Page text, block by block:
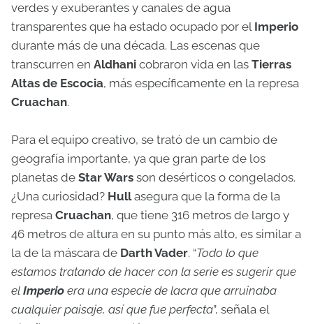
verdes y exuberantes y canales de agua
transparentes que ha estado ocupado por el Imperio
durante más de una década. Las escenas que
transcurren en Aldhani cobraron vida en las Tierras
Altas de Escocia, más específicamente en la represa
Cruachan.
Para el equipo creativo, se trató de un cambio de
geografía importante, ya que gran parte de los
planetas de Star Wars son desérticos o congelados.
¿Una curiosidad? Hullasegura que la forma de la
represa Cruachan, que tiene 316 metros de largo y
46 metros de altura en su punto más alto, es similar a
la de la máscara de Darth Vader. “Todo lo que
estamos tratando de hacer con la serie es sugerir que
el Imperio era una especie de lacra que arruinaba
cualquier paisaje, así que fue perfecta”, señala el